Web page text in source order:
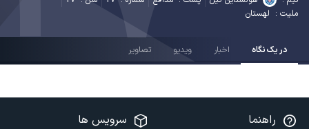
ملیت : لهستان
در یک نگاه اخبار ویدیو تصاویر
راهنما سرویس ها